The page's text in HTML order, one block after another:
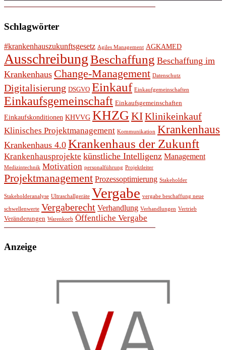
Schlagwörter
#krankenhauszukunftsgesetz Agiles Management AGKAMED
AusschreibungBeschaffung Beschaffung im
Krankenhaus Change-Management Datenschutz
Digitalisierung DSGVO Einkauf Einkaufgemeinschaften
Einkaufsgemeinschaft Einkaufsgemeinschaften
Einkaufskonditionen KHVVG KHZG KIKlinikeinkauf
Klinisches Projektmanagement Kommunikation Krankenhaus
Krankenhaus 4.0 Krankenhaus der Zukunft
Krankenhausprojekte künstliche Intelligenz Management
Medizintechnik Motivation personalführung Projektleiter
Projektmanagement Prozessoptimierung Stakeholder
Stakeholderanalyse Ultraschallgeräte Vergabe vergabe beschaffung neue
schwellenwerte Vergaberecht Verhandlung Verhandlungen Vertrieb
Veränderungen Warenkorb Öffentliche Vergabe
Anzeige